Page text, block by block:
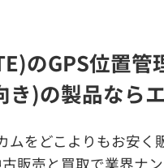
のGPS位置
き)の製品なら
をどこよりもお安
販売と買取で業界ナ